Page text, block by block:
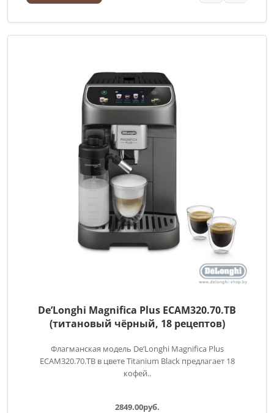
De’Longhi Magnifica Plus ECAM320.70.TB
(титановый чёрный, 18 рецептов)
Флагманская модель De’Longhi Magnifica Plus
ECAM320.70.TB в цвете Titanium Black предлагает 18
кофей..
2849.00руб.